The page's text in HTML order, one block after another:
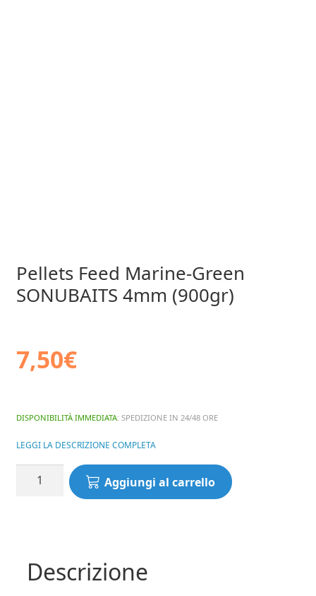
Pellets Feed Marine-Green
SONUBAITS 4mm (900gr)
7,50€
DISPONIBILITÀ IMMEDIATA: SPEDIZIONE IN 24/48 ORE
LEGGI LA DESCRIZIONE COMPLETA
Pellets
4mm
(900gr)
Aggiungi al carrello
Descrizione